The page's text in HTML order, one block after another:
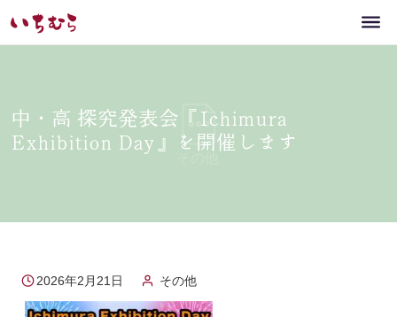
中・高 探究発表会『Ichimura
Exhibition Day』を開催します
2026年2月21日 その他